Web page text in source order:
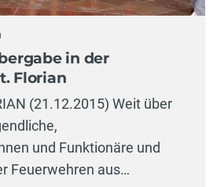
in der
Florian
(21.12.2015) Weit über
und Funktionäre und
Feuerwehren aus…